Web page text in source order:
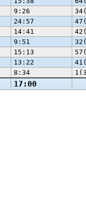
17:00
9:26
24:57
14:41
9:51
15:13
13:22
8:34